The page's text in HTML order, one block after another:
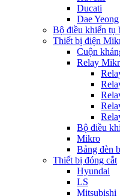
Ducati
Dae Yeong
Bộ điều khiển tụ
Thiết bị điện
Cuộn
Relay
Bộ điều
Mikro
Bảng đèn
Thiết bị đóng cắt
Hyundai
LS
Mitsubishi